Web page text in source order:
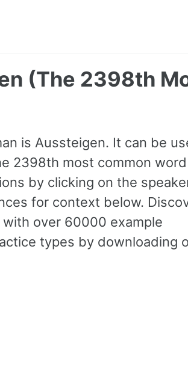
(The 2398th
is Aussteigen. It can be
2398th most common
by clicking on the
for context below.
over 60000 example
types by downloading